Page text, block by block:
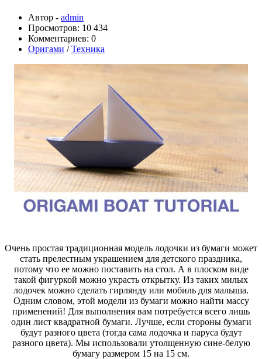
Автор - admin
Просмотров: 10 434
Комментариев: 0
Оригами /Техника
Очень простая традиционная модель лодочки из бумаги может
стать прелестным украшением для детского праздника,
потому что ее можно поставить на стол. А в плоском виде
такой фигуркой можно украсть открытку. Из таких милых
лодочек можно сделать гирлянду или мобиль для малыша.
Одним словом, этой модели из бумаги можно найти массу
применений! Для выполнения вам потребуется всего лишь
один лист квадратной бумаги. Лучше, если стороны бумаги
будут разного цвета (тогда сама лодочка и паруса будут
разного цвета). Мы использовали утолщенную сине-белую
бумагу размером 15 на 15 см.